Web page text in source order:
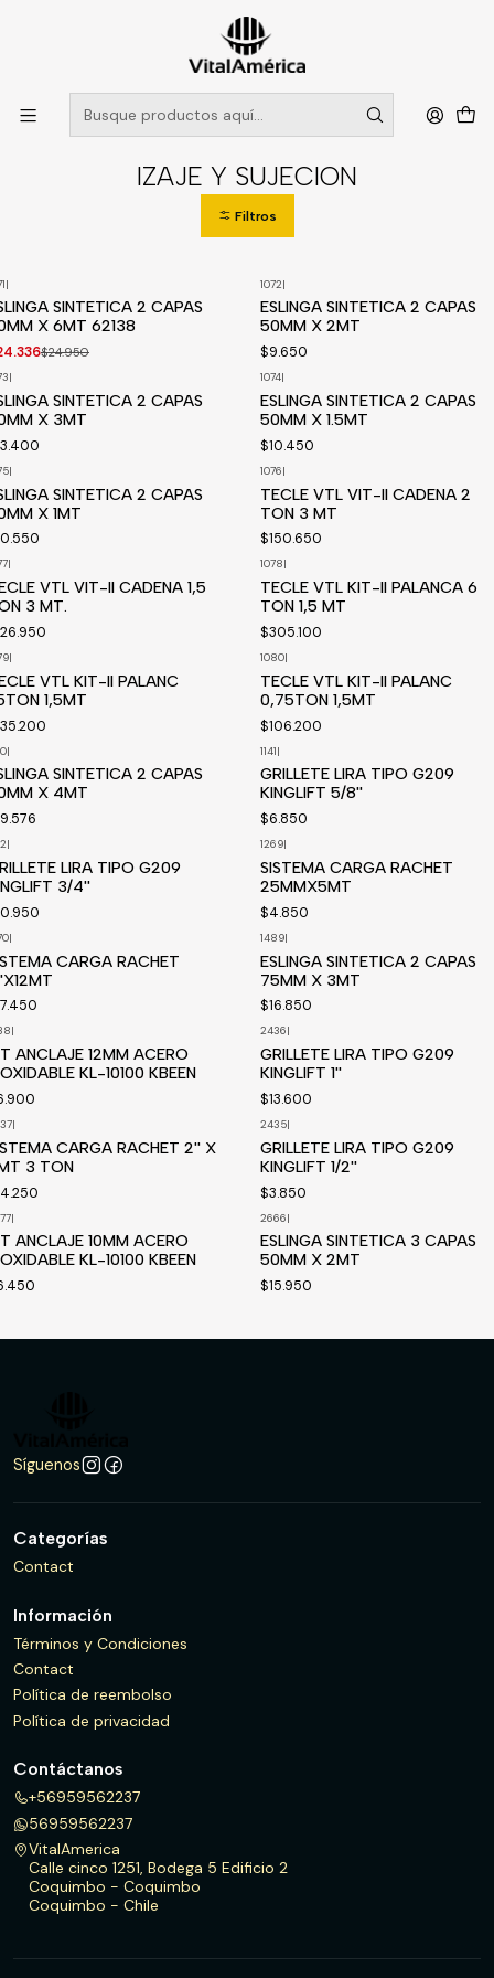
POR SISTEMA FRONTAL SOLO RETIROS EN TIENDA, DESDE
MUCHAS GRACIAS +569 5956 2237
Leer más
Inicio Catálogo SEGURIDAD INDUSTRIAL IZAJE Y SUJECION
IZAJE Y SUJECION
Filtros
a pedido
|
SINTETICA 2 CAPAS
X 6MT 62138
$24.950
1072|
ESLINGA SINTETICA 2 CAPAS
50MM X 2MT
$9.650
|
SINTETICA 2 CAPAS
X 3MT
1074|
ESLINGA SINTETICA 2 CAPAS
50MM X 1.5MT
$10.450
|
SINTETICA 2 CAPAS
X 1MT
1076|
TECLE VTL VIT-II CADENA 2
TON 3 MT
$150.650
|
VTL VIT-II CADENA 1,5
3 MT.
1078|
TECLE VTL KIT-II PALANCA 6
TON 1,5 MT
$305.100
|
VTL KIT-II PALANC
1,5MT
1080|
TECLE VTL KIT-II PALANC
0,75TON 1,5MT
$106.200
|
SINTETICA 2 CAPAS
X 4MT
1141|
GRILLETE LIRA TIPO G209
KINGLIFT 5/8''
$6.850
|
LIRA TIPO G209
3/4''
1269|
SISTEMA CARGA RACHET
25MMX5MT
$4.850
|
CARGA RACHET
1489|
ESLINGA SINTETICA 2 CAPAS
75MM X 3MT
$16.850
|
ANCLAJE 12MM ACERO
KL-10100 KBEEN
2436|
GRILLETE LIRA TIPO G209
KINGLIFT 1''
$13.600
|
CARGA RACHET 2'' X
3 TON
2435|
GRILLETE LIRA TIPO G209
KINGLIFT 1/2''
$3.850
|
ANCLAJE 10MM ACERO
KL-10100 KBEEN
2666|
ESLINGA SINTETICA 3 CAPAS
50MM X 2MT
$15.950
Síguenos
Categorías
Contact
Información
Términos y Condiciones
Contact
Política de reembolso
Política de privacidad
Contáctanos
+56959562237
56959562237
VitalAmerica
Calle cinco 1251, Bodega 5 Edificio 2
Coquimbo - Coquimbo
Coquimbo - Chile